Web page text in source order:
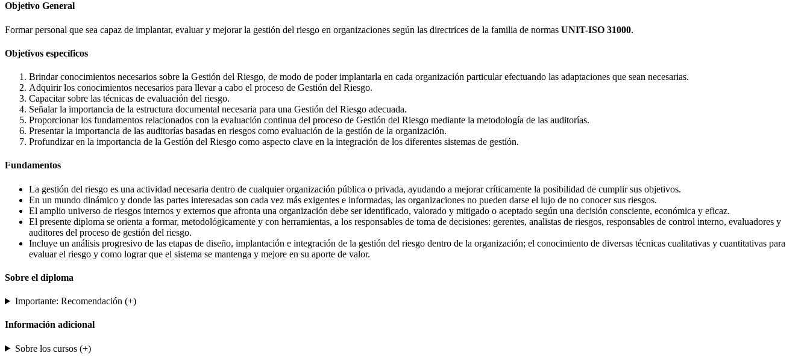
Objetivo General
Formar personal que sea capaz de implantar, evaluar y mejorar la gestión del riesgo en organizaciones según las directrices de la familia de normas UNIT-ISO 31000.
Objetivos específicos
Brindar conocimientos necesarios sobre la Gestión del Riesgo, de modo de poder implantarla en cada organización particular efectuando las adaptaciones que sean necesarias.
Adquirir los conocimientos necesarios para llevar a cabo el proceso de Gestión del Riesgo.
Capacitar sobre las técnicas de evaluación del riesgo.
Señalar la importancia de la estructura documental necesaria para una Gestión del Riesgo adecuada.
Proporcionar los fundamentos relacionados con la evaluación continua del proceso de Gestión del Riesgo mediante la metodología de las auditorías.
Presentar la importancia de las auditorías basadas en riesgos como evaluación de la gestión de la organización.
Profundizar en la importancia de la Gestión del Riesgo como aspecto clave en la integración de los diferentes sistemas de gestión.
Fundamentos
La gestión del riesgo es una actividad necesaria dentro de cualquier organización pública o privada, ayudando a mejorar críticamente la posibilidad de cumplir sus objetivos.
En un mundo dinámico y donde las partes interesadas son cada vez más exigentes e informadas, las organizaciones no pueden darse el lujo de no conocer sus riesgos.
El amplio universo de riesgos internos y externos que afronta una organización debe ser identificado, valorado y mitigado o aceptado según una decisión consciente, económica y eficaz.
El presente diploma se orienta a formar, metodológicamente y con herramientas, a los responsables de toma de decisiones: gerentes, analistas de riesgos, responsables de control interno, evaluadores y
auditores del proceso de gestión del riesgo.
Incluye un análisis progresivo de las etapas de diseño, implantación e integración de la gestión del riesgo dentro de la organización; el conocimiento de diversas técnicas cualitativas y cuantitativas para
evaluar el riesgo y como lograr que el sistema se mantenga y mejore en su aporte de valor.
Sobre el diploma
Importante: Recomendación (+)
Información adicional
Sobre los cursos (+)